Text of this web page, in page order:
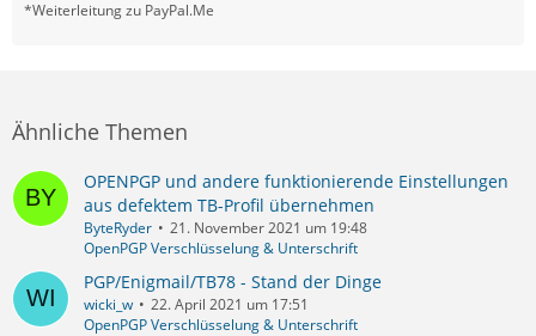
*Weiterleitung zu PayPal.Me
Ähnliche Themen
OPENPGP und andere funktionierende Einstellungen
aus defektem TB-Profil übernehmen
ByteRyder
21. November 2021 um 19:48
OpenPGP Verschlüsselung & Unterschrift
PGP/Enigmail/TB78 - Stand der Dinge
wicki_w
22. April 2021 um 17:51
OpenPGP Verschlüsselung & Unterschrift